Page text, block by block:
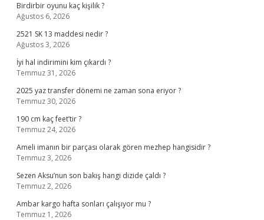
Birdirbir oyunu kaç kişilik ?
Ağustos 6, 2026
2521 SK 13 maddesi nedir ?
Ağustos 3, 2026
İyi hal indirimini kim çıkardı ?
Temmuz 31, 2026
2025 yaz transfer dönemi ne zaman sona eriyor ?
Temmuz 30, 2026
190 cm kaç feet’tir ?
Temmuz 24, 2026
Ameli imanın bir parçası olarak gören mezhep hangisidir ?
Temmuz 3, 2026
Sezen Aksu’nun son bakış hangi dizide çaldı ?
Temmuz 2, 2026
Ambar kargo hafta sonları çalışıyor mu ?
Temmuz 1, 2026